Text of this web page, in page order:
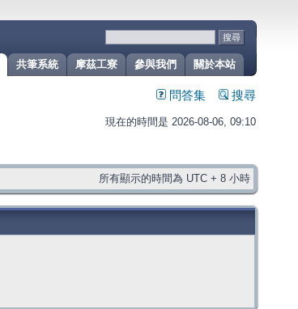
關於本站
參與我們
摩茲工寮
共筆系統
問答集 搜尋
現在的時間是 2026-08-06, 09:10
所有顯示的時間為 UTC + 8 小時